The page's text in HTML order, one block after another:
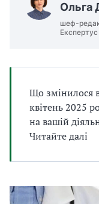
Ольга
шеф-
Що змінилося
квітень 2025
на вашій
Читайте далі